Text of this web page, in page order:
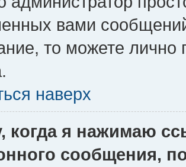
вами
то можете лично
наверх
когда я нажимаю
сообщения,